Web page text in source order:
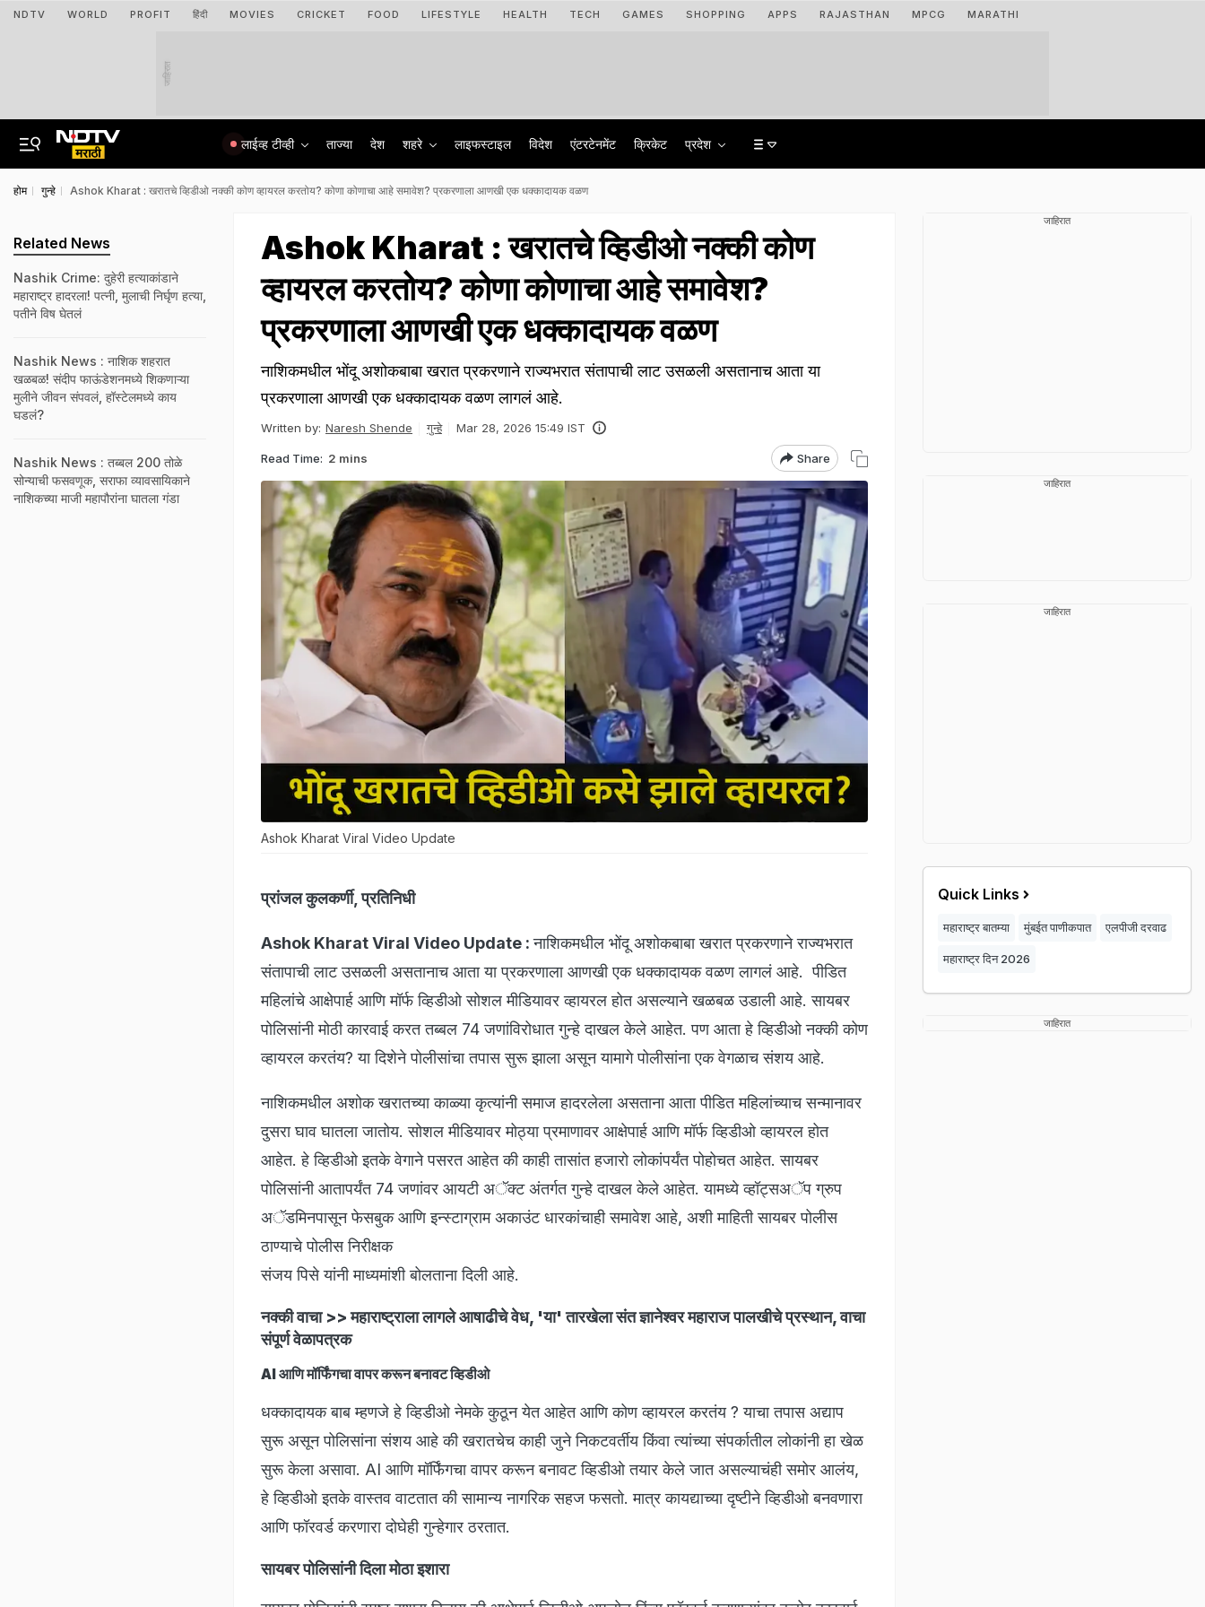
NDTV WORLD PROFIT हिंदी MOVIES CRICKET FOOD LIFESTYLE HEALTH TECH GAMES SHOPPING APPS RAJASTHAN MPCG MARATHI
जाहिरात
लाईव्ह टीव्ही ताज्या देश शहरे लाइफस्टाइल विदेश एंटरटेनमेंट क्रिकेट प्रदेश
होम गुन्हे Ashok Kharat : खरातचे व्हिडीओ नक्की कोण व्हायरल करतोय? कोणा कोणाचा आहे समावेश? प्रकरणाला आणखी एक धक्कादायक वळण
Ashok Kharat : खरातचे व्हिडीओ नक्की कोण
व्हायरल करतोय? कोणा कोणाचा आहे समावेश?
प्रकरणाला आणखी एक धक्कादायक वळण
नाशिकमधील भोंदू अशोकबाबा खरात प्रकरणाने राज्यभरात संतापाची लाट उसळली असतानाच आता या
प्रकरणाला आणखी एक धक्कादायक वळण लागलं आहे.
Written by: Naresh Shende गुन्हे Mar 28, 2026 15:49 IST
Read Time: 2 mins Share
Ashok Kharat Viral Video Update
प्रांजल कुलकर्णी, प्रतिनिधी
Ashok Kharat Viral Video Update :नाशिकमधील भोंदू अशोकबाबा खरात प्रकरणाने राज्यभरात
संतापाची लाट उसळली असतानाच आता या प्रकरणाला आणखी एक धक्कादायक वळण लागलं आहे. पीडित
महिलांचे आक्षेपार्ह आणि मॉर्फ व्हिडीओ सोशल मीडियावर व्हायरल होत असल्याने खळबळ उडाली आहे. सायबर
पोलिसांनी मोठी कारवाई करत तब्बल 74 जणांविरोधात गुन्हे दाखल केले आहेत. पण आता हे व्हिडीओ नक्की कोण
व्हायरल करतंय? या दिशेने पोलीसांचा तपास सुरू झाला असून यामागे पोलीसांना एक वेगळाच संशय आहे.
नाशिकमधील अशोक खरातच्या काळ्या कृत्यांनी समाज हादरलेला असताना आता पीडित महिलांच्याच सन्मानावर
दुसरा घाव घातला जातोय. सोशल मीडियावर मोठ्या प्रमाणावर आक्षेपार्ह आणि मॉर्फ व्हिडीओ व्हायरल होत
आहेत. हे व्हिडीओ इतके वेगाने पसरत आहेत की काही तासांत हजारो लोकांपर्यंत पोहोचत आहेत. सायबर
पोलिसांनी आतापर्यंत 74 जणांवर आयटी अॅक्ट अंतर्गत गुन्हे दाखल केले आहेत. यामध्ये व्हॉट्सअॅप ग्रुप
अॅडमिनपासून फेसबुक आणि इन्स्टाग्राम अकाउंट धारकांचाही समावेश आहे, अशी माहिती सायबर पोलीस
ठाण्याचे पोलीस निरीक्षक
संजय पिसे यांनी माध्यमांशी बोलताना दिली आहे.
नक्की वाचा >>महाराष्ट्राला लागले आषाढीचे वेध, 'या' तारखेला संत ज्ञानेश्वर महाराज पालखीचे प्रस्थान, वाचा
संपूर्ण वेळापत्रक
AI आणि मॉर्फिंगचा वापर करून बनावट व्हिडीओ
धक्कादायक बाब म्हणजे हे व्हिडीओ नेमके कुठून येत आहेत आणि कोण व्हायरल करतंय ? याचा तपास अद्याप
सुरू असून पोलिसांना संशय आहे की खरातचेच काही जुने निकटवर्तीय किंवा त्यांच्या संपर्कातील लोकांनी हा खेळ
सुरू केला असावा. AI आणि मॉर्फिंगचा वापर करून बनावट व्हिडीओ तयार केले जात असल्याचंही समोर आलंय,
हे व्हिडीओ इतके वास्तव वाटतात की सामान्य नागरिक सहज फसतो. मात्र कायद्याच्या दृष्टीने व्हिडीओ बनवणारा
आणि फॉरवर्ड करणारा दोघेही गुन्हेगार ठरतात.
सायबर पोलिसांनी दिला मोठा इशारा
Related News
Nashik Crime: दुहेरी हत्याकांडाने
महाराष्ट्र हादरला! पत्नी, मुलाची निर्घृण हत्या,
पतीने विष घेतलं
Nashik News : नाशिक शहरात
खळबळ! संदीप फाऊंडेशनमध्ये शिकणाऱ्या
मुलीने जीवन संपवलं, हॉस्टेलमध्ये काय
घडलं?
Nashik News : तब्बल 200 तोळे
सोन्याची फसवणूक, सराफा व्यावसायिकाने
नाशिकच्या माजी महापौरांना घातला गंडा
जाहिरात
जाहिरात
जाहिरात
Quick Links
महाराष्ट्र बातम्या मुंबईत पाणीकपात एलपीजी दरवाढ
महाराष्ट्र दिन 2026
जाहिरात